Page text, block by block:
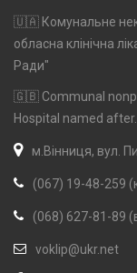
🇺🇦 Комунальне
обласна клінічна
Ради"
🇬🇧 Communal
Hospital named
м.Вінниця, вул.
(067) 19-48-259
(068) 627-81-89
voklip@ukr.net